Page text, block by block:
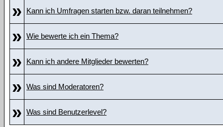
» Kann ich Umfragen starten bzw. daran teilnehmen?
» Wie bewerte ich ein Thema?
» Kann ich andere Mitglieder bewerten?
» Was sind Moderatoren?
» Was sind Benutzerlevel?